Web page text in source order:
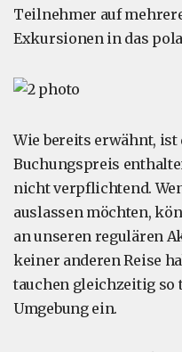
Teilnehmer auf
Exkursionen in das
Wie bereits erwähnt,
Buchungspreis
nicht verpflichtend.
auslassen möchten,
an unseren regulären
keiner anderen Reise
tauchen gleichzeitig so
Umgebung ein.